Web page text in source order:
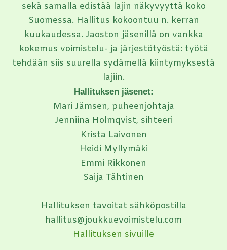
sekä samalla edistää lajin näkyvyyttä koko
Suomessa. Hallitus kokoontuu n. kerran
kuukaudessa. Jaoston jäsenillä on vankka
kokemus voimistelu- ja järjestötyöstä: työtä
tehdään siis suurella sydämellä kiintymyksestä
lajiin.
Hallituksen jäsenet:
Mari Jämsen, puheenjohtaja
Jenniina Holmqvist, sihteeri
Krista Laivonen
Heidi Myllymäki
Emmi Rikkonen
Saija Tähtinen
Hallituksen tavoitat sähköpostilla
hallitus@joukkuevoimistelu.com
Hallituksen sivuille